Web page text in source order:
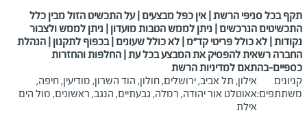
תקף בכל סניפי הרשת | אין כפל מבצעים | על התכשיט הזול מבין כלל
התכשיטים הנרכשים | ניתן לממש הטבות מועדון | ניתן לממש ולצבור
נקודות | לא כולל פריטי קד"מ| לא כולל שעונים | בכפוף לתקנון | הנהלת
החברה רשאית להפסיק את המבצע בכל עת | החלפות והחזרות
כספיים-בהתאם למדיניות הרשת
קניונים
משתתפים:
אילון, תל אביב, ירושלים, חולון, הוד השרון, מודיעין, חיפה,
אאוטלט אור יהודה, רמלה, גבעתיים, הנגב, ראשונים, מול הים
אילת